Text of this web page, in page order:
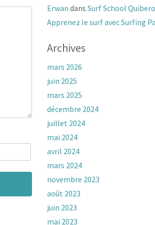
Erwan dans Surf School
Apprenez le surf avec Surfing
Archives
mars 2026
juin 2025
mars 2025
décembre 2024
juillet 2024
mai 2024
avril 2024
mars 2024
novembre 2023
août 2023
juin 2023
mai 2023